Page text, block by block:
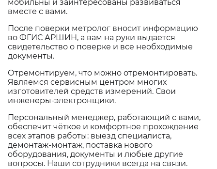
мобильны и заинтересованы развиваться
вместе с вами.
После поверки метролог вносит информацию
во ФГИС АРШИН, а вам на руки выдается
свидетельство о поверке и все необходимые
документы.
Отремонтируем, что можно отремонтировать.
Являемся сервисным центром многих
изготовителей средств измерений. Свои
инженеры-электронщики.
Персональный менеджер, работающий с вами,
обеспечит чёткое и комфортное прохождение
всех этапов работы: выезд специалиста,
демонтаж-монтаж, поставка нового
оборудования, документы и любые другие
вопросы. Наши сотрудники всегда на связи.